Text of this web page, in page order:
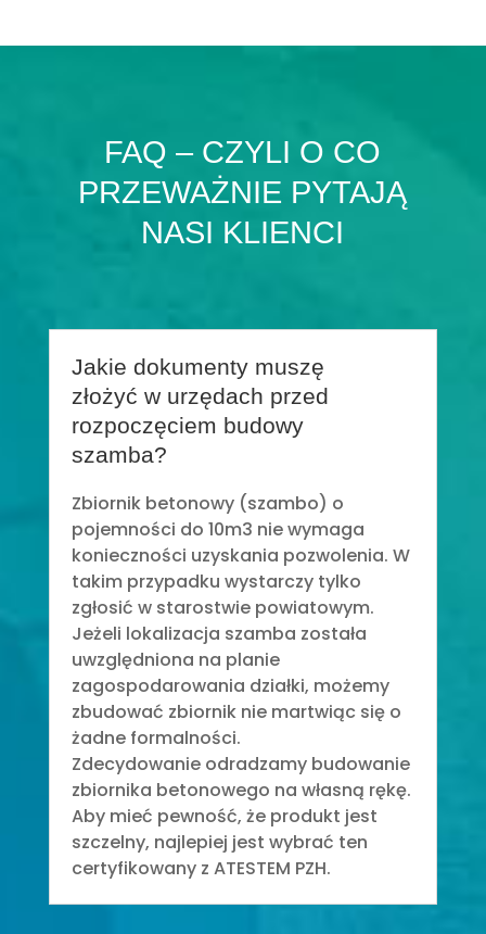
FAQ – CZYLI O CO
PRZEWAŻNIE PYTAJĄ
NASI KLIENCI
Jakie dokumenty muszę
złożyć w urzędach przed
rozpoczęciem budowy
szamba?
Zbiornik betonowy (szambo) o
pojemności do 10m3 nie wymaga
konieczności uzyskania pozwolenia. W
takim przypadku wystarczy tylko
zgłosić w starostwie powiatowym.
Jeżeli lokalizacja szamba została
uwzględniona na planie
zagospodarowania działki, możemy
zbudować zbiornik nie martwiąc się o
żadne formalności.
Zdecydowanie odradzamy budowanie
zbiornika betonowego na własną rękę.
Aby mieć pewność, że produkt jest
szczelny, najlepiej jest wybrać ten
certyfikowany z ATESTEM PZH.